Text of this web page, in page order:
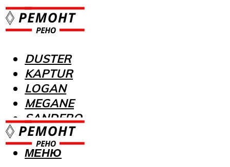
DUSTER
KAPTUR
LOGAN
MEGANE
SANDERO
МЕНЮ